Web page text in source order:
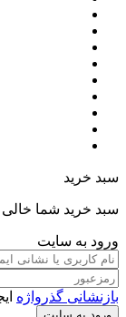
سبد خرید
سبد خرید شما
ورود به سایت
بازنشانی گذرواژه